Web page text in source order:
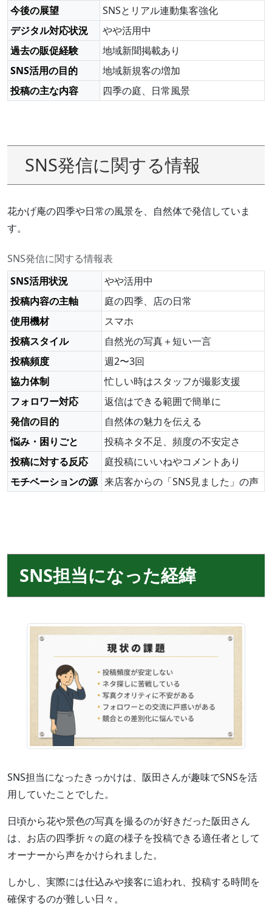
今後の展望
SNSとリアル連動集客強化
デジタル対応状況
やや活用中
過去の販促経験
地域新聞掲載あり
SNS活用の目的
地域新規客の増加
投稿の主な内容
四季の庭、日常風景
SNS発信に関する情報
花かげ庵の四季や日常の風景を、自然体で発信していま
す。
SNS発信に関する情報表
SNS活用状況
やや活用中
投稿内容の主軸
庭の四季、店の日常
使用機材
スマホ
投稿スタイル
自然光の写真＋短い一言
投稿頻度
週2〜3回
協力体制
忙しい時はスタッフが撮影支援
フォロワー対応
返信はできる範囲で簡単に
発信の目的
自然体の魅力を伝える
悩み・困りごと
投稿ネタ不足、頻度の不安定さ
投稿に対する反応
庭投稿にいいねやコメントあり
モチベーションの源 来店客からの「SNS見ました」の声
SNS担当になった経緯
SNS担当になったきっかけは、阪田さんが趣味でSNSを活
用していたことでした。
日頃から花や景色の写真を撮るのが好きだった阪田さん
は、お店の四季折々の庭の様子を投稿できる適任者として
オーナーから声をかけられました。
しかし、実際には仕込みや接客に追われ、投稿する時間を
確保するのが難しい日々。